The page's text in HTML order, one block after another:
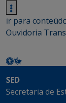
ir para
Ouvidoria
SED
Secretaria de